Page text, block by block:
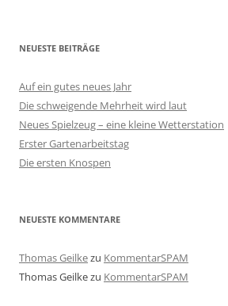
NEUESTE BEITRÄGE
Auf ein gutes neues Jahr
Die schweigende Mehrheit wird laut
Neues Spielzeug – eine kleine Wetterstation
Erster Gartenarbeitstag
Die ersten Knospen
NEUESTE KOMMENTARE
Thomas Geilkezu KommentarSPAM
Thomas Geilkezu KommentarSPAM